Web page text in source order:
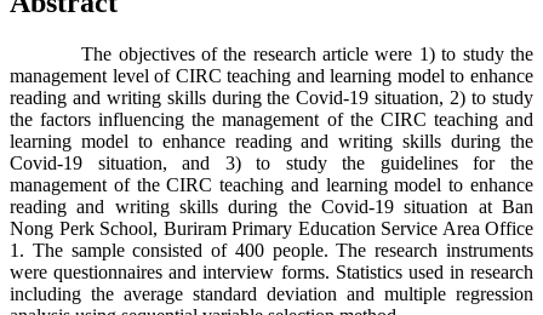
The objectives of the research article were 1) to study the
management level of CIRC teaching and learning model to enhance
reading and writing skills during the Covid-19 situation, 2) to study
the factors influencing the management of the CIRC teaching and
learning model to enhance reading and writing skills during the
Covid-19 situation, and 3) to study the guidelines for the
management of the CIRC teaching and learning model to enhance
reading and writing skills during the Covid-19 situation at Ban
Nong Perk School, Buriram Primary Education Service Area Office
1. The sample consisted of 400 people. The research instruments
were questionnaires and interview forms. Statistics used in research
including the average standard deviation and multiple regression